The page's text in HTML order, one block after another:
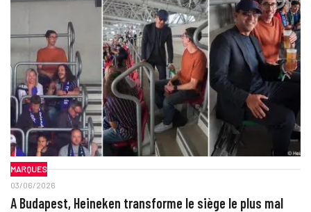
MARQUES
03/06/2026
A Budapest, Heineken transforme le siège le plus mal